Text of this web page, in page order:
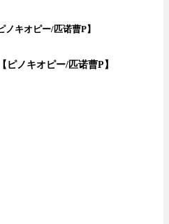
ノキオピー/匹诺曹P】
ピノキオピー/匹诺曹P】